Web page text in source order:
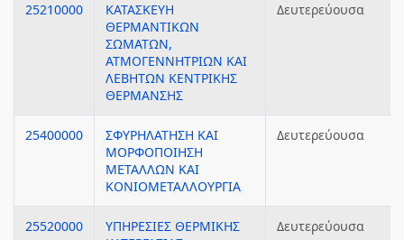
25210000
ΚΑΤΑΣΚΕΥΗ
ΘΕΡΜΑΝΤΙΚΩΝ
ΣΩΜΑΤΩΝ,
ΑΤΜΟΓΕΝΝΗΤΡΙΩΝ ΚΑΙ
ΛΕΒΗΤΩΝ ΚΕΝΤΡΙΚΗΣ
ΘΕΡΜΑΝΣΗΣ
Δευτερεύουσα
25400000
ΣΦΥΡΗΛΑΤΗΣΗ ΚΑΙ
ΜΟΡΦΟΠΟΙΗΣΗ
ΜΕΤΑΛΛΩΝ ΚΑΙ
ΚΟΝΙΟΜΕΤΑΛΛΟΥΡΓΙΑ
Δευτερεύουσα
25520000
ΥΠΗΡΕΣΙΕΣ ΘΕΡΜΙΚΗΣ
Δευτερεύουσα